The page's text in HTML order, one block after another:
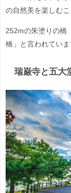
の自然美を楽しむこ
252mの朱塗りの橋
橋」と言われていま
瑞巌寺と五大